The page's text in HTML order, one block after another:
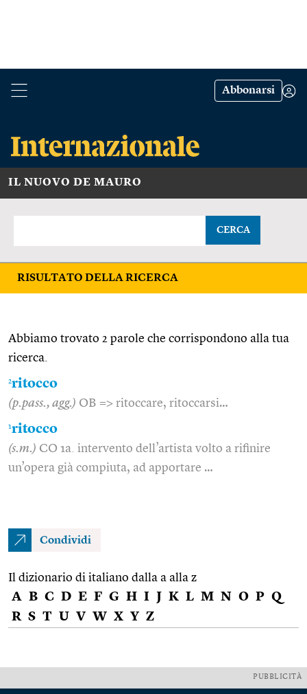
Abbonarsi
IL NUOVO DE MAURO
CERCA
RISULTATO DELLA RICERCA
Abbiamo trovato 2 parole che corrispondono alla tua
ricerca.
2ritocco
(p.pass., agg.) OB => ritoccare, ritoccarsi…
1ritocco
(s.m.) CO 1a. intervento dell’artista volto a rifinire
un’opera già compiuta, ad apportare …
Condividi
Il dizionario di italiano dalla a alla z
A B C D E F G H I J K L M N O P Q
R S T U V W X Y Z
PUBBLICITÀ